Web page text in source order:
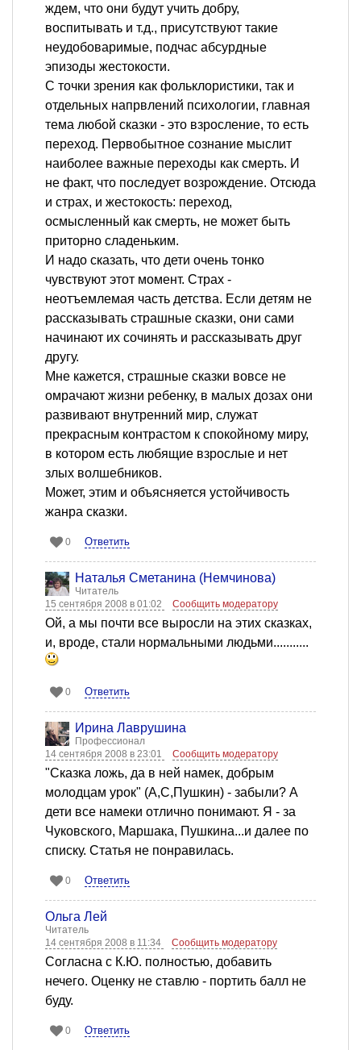
ждем, что они будут учить добру,
воспитывать и т.д., присутствуют такие
неудобоваримые, подчас абсурдные
эпизоды жестокости.
С точки зрения как фольклористики, так и
отдельных напрвлений психологии, главная
тема любой сказки - это взросление, то есть
переход. Первобытное сознание мыслит
наиболее важные переходы как смерть. И
не факт, что последует возрождение. Отсюда
и страх, и жестокость: переход,
осмысленный как смерть, не может быть
приторно сладеньким.
И надо сказать, что дети очень тонко
чувствуют этот момент. Страх -
неотъемлемая часть детства. Если детям не
рассказывать страшные сказки, они сами
начинают их сочинять и рассказывать друг
другу.
Мне кажется, страшные сказки вовсе не
омрачают жизни ребенку, в малых дозах они
развивают внутренний мир, служат
прекрасным контрастом к спокойному миру,
в котором есть любящие взрослые и нет
злых волшебников.
Может, этим и объясняется устойчивость
жанра сказки.
0 Ответить
Наталья Сметанина (Немчинова)
Читатель
15 сентября 2008 в 01:02
Сообщить модератору
Ой, а мы почти все выросли на этих сказках,
и, вроде, стали нормальными людьми...........
0 Ответить
Ирина Лаврушина
Профессионал
14 сентября 2008 в 23:01
Сообщить модератору
"Сказка ложь, да в ней намек, добрым
молодцам урок" (А,С,Пушкин) - забыли? А
дети все намеки отлично понимают. Я - за
Чуковского, Маршака, Пушкина...и далее по
списку. Статья не понравилась.
0 Ответить
Ольга Лей
Читатель
14 сентября 2008 в 11:34
Сообщить модератору
Согласна с К.Ю. полностью, добавить
нечего. Оценку не ставлю - портить балл не
буду.
0 Ответить